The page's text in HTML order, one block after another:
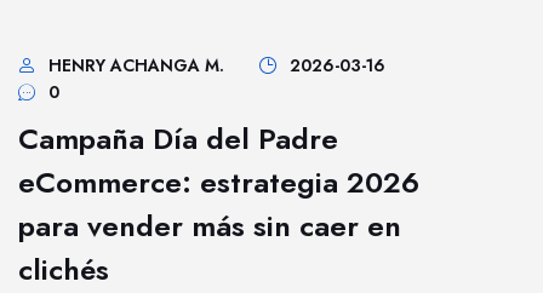
HENRY ACHANGA M.
2026-03-16
0
Campaña Día del Padre
eCommerce: estrategia 2026
para vender más sin caer en
clichés